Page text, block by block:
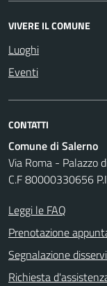
VIVERE IL COMUNE
Luoghi
Eventi
CONTATTI
Comune di Salerno
Via Roma - Palazzo
C.F 80000330656
Leggi le FAQ
Prenotazione
Segnalazione
Richiesta